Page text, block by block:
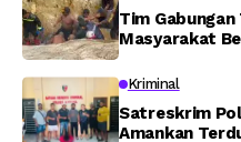
Tim
Masyarakat
Memti
Kriminal
Satreskrim
Amankan